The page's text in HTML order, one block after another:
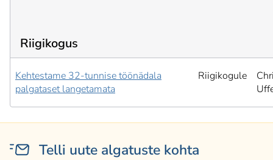
Riigikogus
Kehtestame 32-tunnise töönädala
palgataset langetamata
Riigikogule
Telli uute algatuste kohta